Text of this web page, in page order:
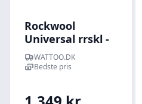
Rockwool
Universal rrskl -
Rrisolering med
aluminiumsfolie,
WATTOO.DK
Bedste pris